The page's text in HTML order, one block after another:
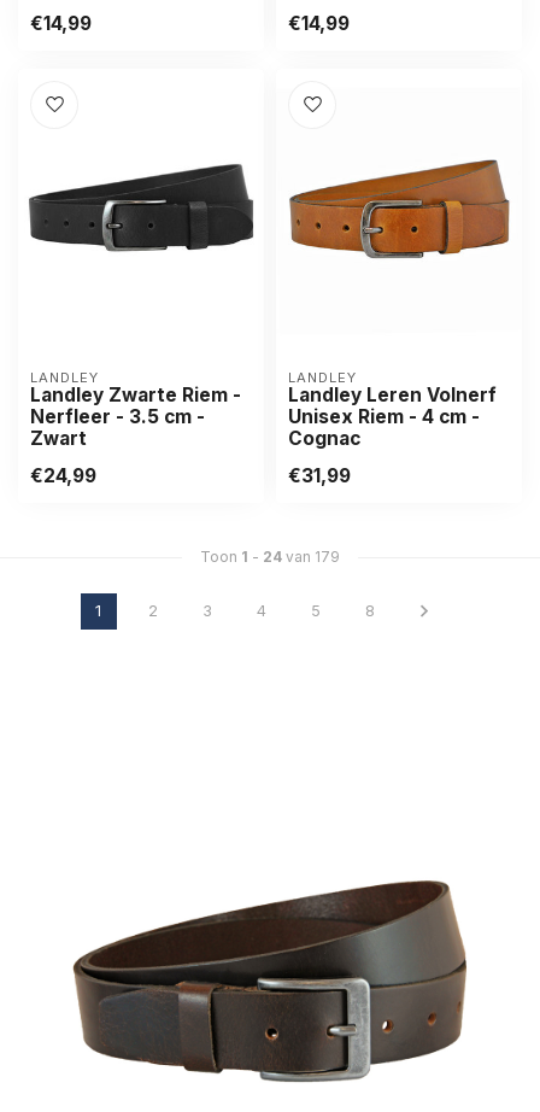
€14,99
€14,99
LANDLEY
Landley Zwarte Riem -
Nerfleer - 3.5 cm -
Zwart
€24,99
LANDLEY
Landley Leren Volnerf
Unisex Riem - 4 cm -
Cognac
€31,99
Toon 1 - 24 van 179
1 2 3 4 5 8